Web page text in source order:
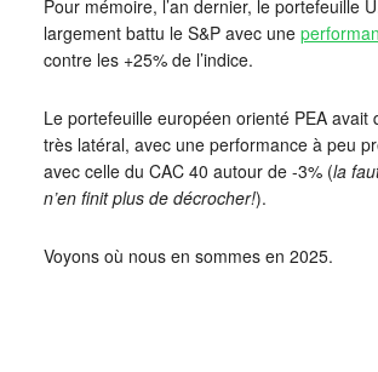
Pour mémoire, l’an dernier, le portefeuille
largement battu le S&P avec une
contre les +25% de l’indice.
Le portefeuille européen orienté PEA avait
très latéral, avec une performance à peu
avec celle du CAC 40 autour de -3% (la
n’en finit plus de décrocher!).
Voyons où nous en sommes en 2025.